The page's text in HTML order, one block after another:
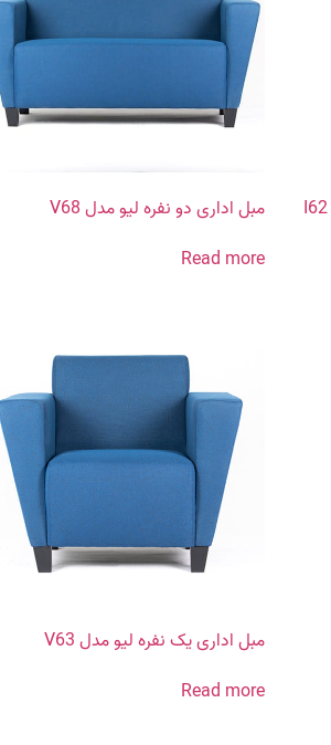
مبل اداری دو نفره لیو مدل V68
Read more
مبل اداری یک نفره لیو مدل V63
Read more